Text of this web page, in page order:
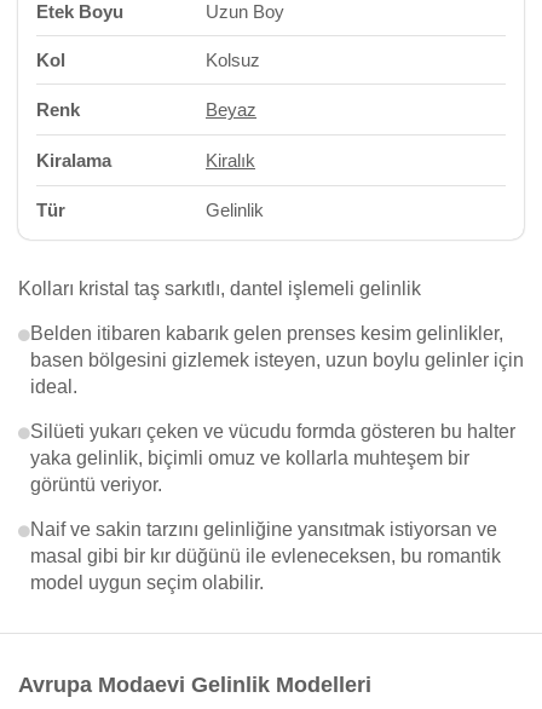
Etek Boyu Uzun Boy
Kol Kolsuz
Renk Beyaz
Kiralama Kiralık
Tür Gelinlik
Kolları kristal taş sarkıtlı, dantel işlemeli gelinlik
Belden itibaren kabarık gelen prenses kesim gelinlikler,
basen bölgesini gizlemek isteyen, uzun boylu gelinler için
ideal.
Silüeti yukarı çeken ve vücudu formda gösteren bu halter
yaka gelinlik, biçimli omuz ve kollarla muhteşem bir
görüntü veriyor.
Naif ve sakin tarzını gelinliğine yansıtmak istiyorsan ve
masal gibi bir kır düğünü ile evleneceksen, bu romantik
model uygun seçim olabilir.
Avrupa Modaevi Gelinlik Modelleri